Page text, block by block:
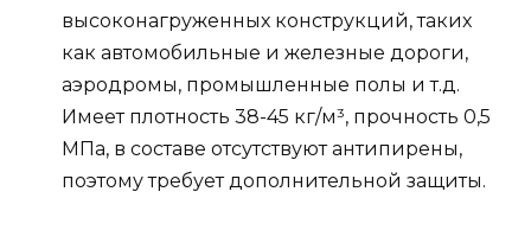
высоконагруженных конструкций, таких
как автомобильные и железные дороги,
аэродромы, промышленные полы и т.д.
Имеет плотность 38-45 кг/м³, прочность 0,5
МПа, в составе отсутствуют антипирены,
поэтому требует дополнительной защиты.